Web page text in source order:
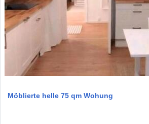
Möblierte helle 75 qm Wohung